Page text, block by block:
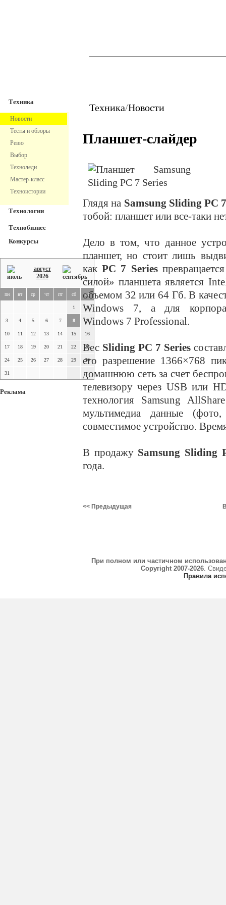
Техника
Новости
Тесты и обзоры
Ревю
Выбор
Техноледи
Мастер-класс
Техноистории
Технологии
Технобизнес
Конкурсы
август
2026
пн вт ср чт пт сб вс
1 2
3 4 5 6 7 8 9
10 11 12 13 14 15 16
17 18 19 20 21 22 23
24 25 26 27 28 29 30
31
Реклама
Техника/Новости
Планшет-слайдер
Глядя на Samsung Sliding PC
тобой: планшет или все-таки
Дело в том, что данное
планшет, но стоит лишь
какPC 7 Series
силой» планшета является
объемом 32 или 64 Гб. В
Windows 7, а для
Windows 7 Professional.
Вес Sliding PC 7 Series
его разрешение 1366×768
домашнюю сеть за счет
телевизору через USB или
технология Samsung
мультимедиа данные
совместимое устройство.
В продажу Samsung Sliding
года.
<< Предыдущая
При полном или частичном
Copyright 2007-2026.
Правила